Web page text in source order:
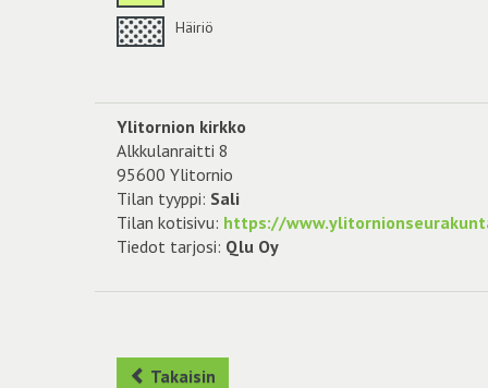
Häiriö
Ylitornion kirkko
Alkkulanraitti 8
95600 Ylitornio
Tilan tyyppi: Sali
Tilan kotisivu: https://
Tiedot tarjosi: Qlu Oy
Takaisin